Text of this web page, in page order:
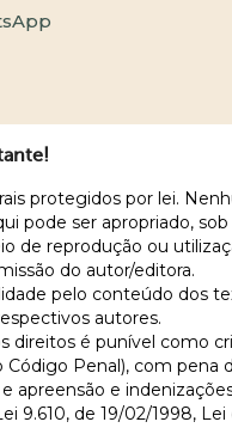
protegidos por lei.
pode ser apropriado,
de reprodução ou
do autor/editora.
pelo conteúdo dos
autores.
direitos é punível como
Código Penal), com pena
apreensão e
9.610, de 19/02/1998,